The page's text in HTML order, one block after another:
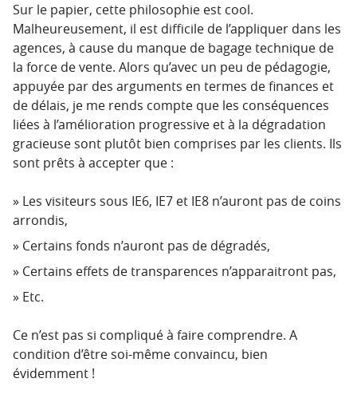
Sur le papier, cette philosophie est cool.
Malheureusement, il est difficile de l’appliquer dans les
agences, à cause du manque de bagage technique de
la force de vente. Alors qu’avec un peu de pédagogie,
appuyée par des arguments en termes de finances et
de délais, je me rends compte que les conséquences
liées à l’amélioration progressive et à la dégradation
gracieuse sont plutôt bien comprises par les clients. Ils
sont prêts à accepter que :
Les visiteurs sous IE6, IE7 et IE8 n’auront pas de coins
arrondis,
Certains fonds n’auront pas de dégradés,
Certains effets de transparences n’apparaitront pas,
Etc.
Ce n’est pas si compliqué à faire comprendre. A
condition d’être soi-même convaincu, bien
évidemment !